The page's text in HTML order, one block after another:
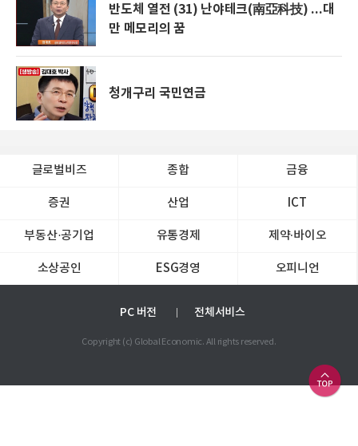
반도체 열전 (31) 난야테크(南亞科技) ...대
만 메모리의 꿈
청개구리 국민연금
글로벌비즈 종합 금융
증권 산업 ICT
부동산·공기업 유통경제 제약∙바이오
소상공인 ESG경영 오피니언
PC 버전 전체서비스
Copyright (c) Global Economic. All rights reserved.